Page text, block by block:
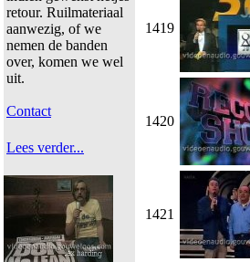
retour. Ruilmateriaal
aanwezig, of we
nemen de banden
over, komen we wel
uit.
Contact
Lees verder...
1419
1420
1421